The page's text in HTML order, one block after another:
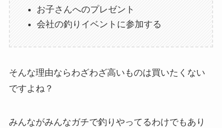
お子さんへのプレゼント
会社の釣りイベントに参加する
そんな理由ならわざわざ高いものは買いたくない
ですよね？
みんながみんなガチで釣りやってるわけでもあり